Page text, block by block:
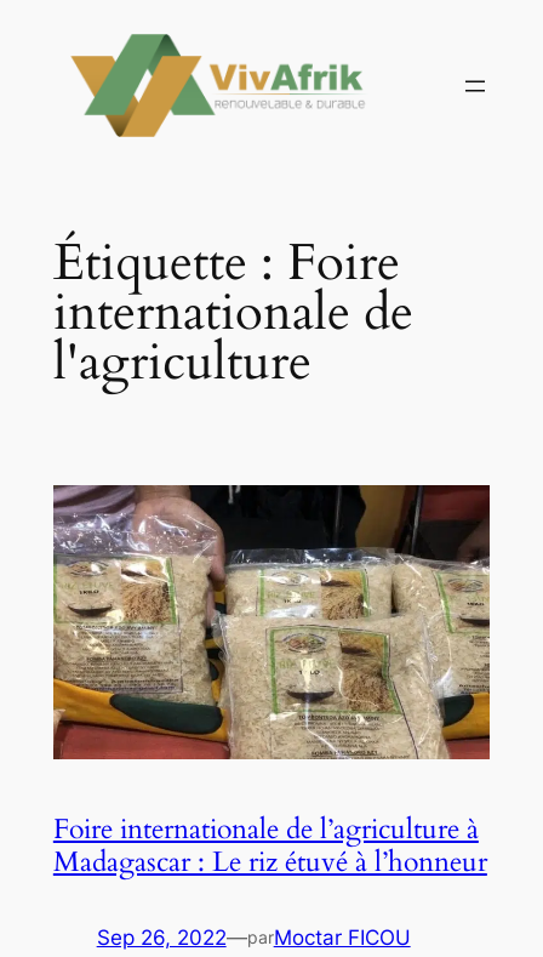
contenu
Étiquette : Foire
internationale de
l'agriculture
Foire internationale de l’agriculture à
Madagascar : Le riz étuvé à l’honneur
Sep 26, 2022—parMoctar FICOU